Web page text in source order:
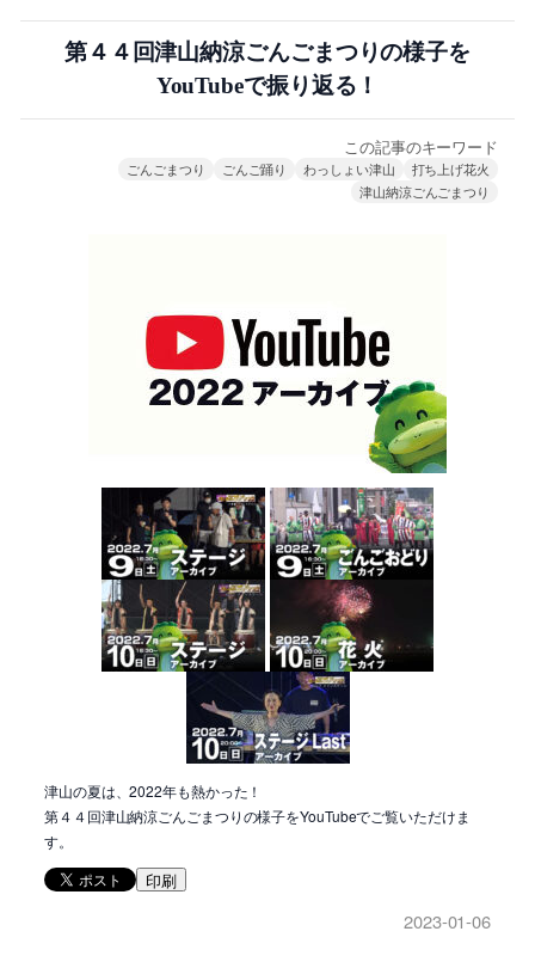
第４４回津山納涼ごんごまつりの様子を
YouTubeで振り返る！
この記事のキーワード
ごんごまつり ごんご踊り わっしょい津山
打ち上げ花火
津山納涼ごんごまつり
津山の夏は、2022年も熱かった！
第４４回津山納涼ごんごまつりの様子をYouTubeでご覧いただけま
す。
印刷
2023-01-06